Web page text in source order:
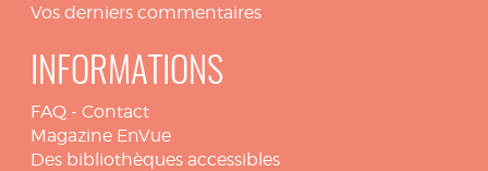
Vos derniers commentaires
INFORMATIONS
FAQ - Contact
Magazine EnVue
Des bibliothèques accessibles